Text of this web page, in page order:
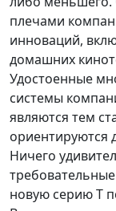
плечами
инноваций,
домашних
Удостоенные
системы
являются тем
ориентируются
Ничего
новую серию T